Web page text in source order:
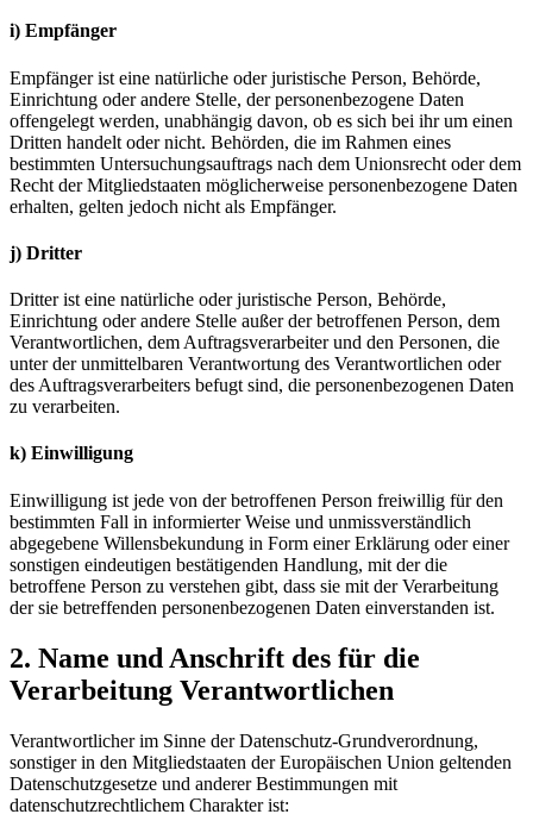
i) Empfänger
Empfänger ist eine natürliche oder juristische Person, Behörde,
Einrichtung oder andere Stelle, der personenbezogene Daten
offengelegt werden, unabhängig davon, ob es sich bei ihr um einen
Dritten handelt oder nicht. Behörden, die im Rahmen eines
bestimmten Untersuchungsauftrags nach dem Unionsrecht oder dem
Recht der Mitgliedstaaten möglicherweise personenbezogene Daten
erhalten, gelten jedoch nicht als Empfänger.
j) Dritter
Dritter ist eine natürliche oder juristische Person, Behörde,
Einrichtung oder andere Stelle außer der betroffenen Person, dem
Verantwortlichen, dem Auftragsverarbeiter und den Personen, die
unter der unmittelbaren Verantwortung des Verantwortlichen oder
des Auftragsverarbeiters befugt sind, die personenbezogenen Daten
zu verarbeiten.
k) Einwilligung
Einwilligung ist jede von der betroffenen Person freiwillig für den
bestimmten Fall in informierter Weise und unmissverständlich
abgegebene Willensbekundung in Form einer Erklärung oder einer
sonstigen eindeutigen bestätigenden Handlung, mit der die
betroffene Person zu verstehen gibt, dass sie mit der Verarbeitung
der sie betreffenden personenbezogenen Daten einverstanden ist.
2. Name und Anschrift des für die
Verarbeitung Verantwortlichen
Verantwortlicher im Sinne der Datenschutz-Grundverordnung,
sonstiger in den Mitgliedstaaten der Europäischen Union geltenden
Datenschutzgesetze und anderer Bestimmungen mit
datenschutzrechtlichem Charakter ist: